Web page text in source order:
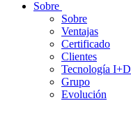
Sobre
Sobre
Ventajas
Certificado
Clientes
Tecnología I+D
Grupo
Evolución